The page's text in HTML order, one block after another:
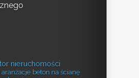
nieruchomości
aranżacje beton na ścianę